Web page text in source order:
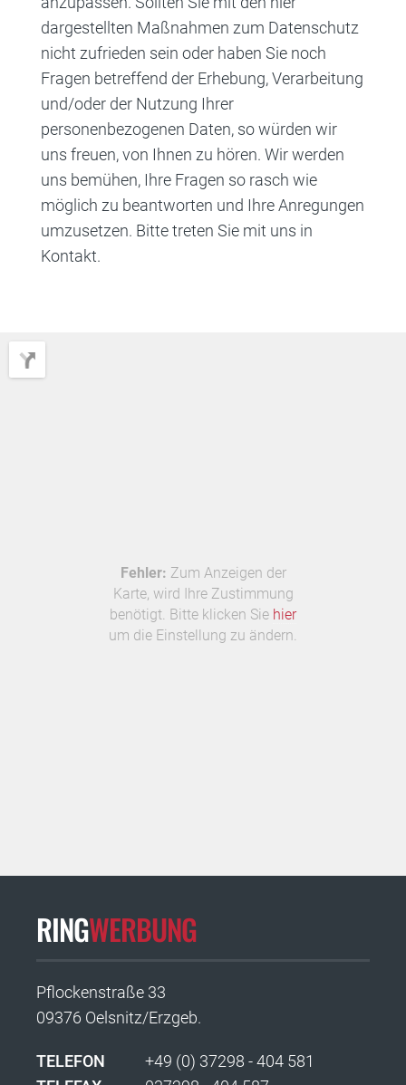
dargestellten Maßnahmen zum Datenschutz
nicht zufrieden sein oder haben Sie noch
Fragen betreffend der Erhebung, Verarbeitung
und/oder der Nutzung Ihrer
personenbezogenen Daten, so würden wir
uns freuen, von Ihnen zu hören. Wir werden
uns bemühen, Ihre Fragen so rasch wie
möglich zu beantworten und Ihre Anregungen
umzusetzen. Bitte treten Sie mit uns in
Kontakt.
Fehler: Zum Anzeigen der
Karte, wird Ihre Zustimmung
benötigt. Bitte klicken Sie hier
um die Einstellung zu ändern.
RINGWERBUNG
Pflockenstraße 33
09376 Oelsnitz/Erzgeb.
TELEFON
+49 (0) 37298 - 404 581